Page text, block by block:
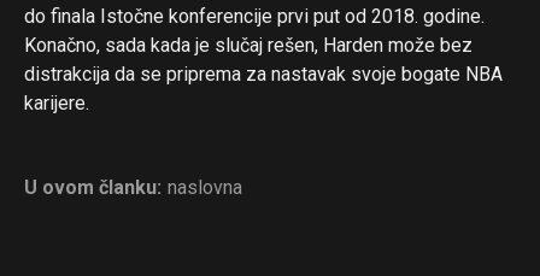
do finala Istočne konferencije prvi put od 2018. godine.
Konačno, sada kada je slučaj rešen, Harden može bez
distrakcija da se priprema za nastavak svoje bogate NBA
karijere.
U ovom članku: naslovna